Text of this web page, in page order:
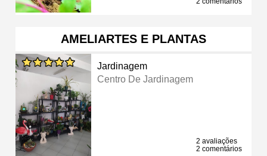
AMELIARTES E PLANTAS
Jardinagem
Centro De Jardinagem
2 avaliações
2 comentários